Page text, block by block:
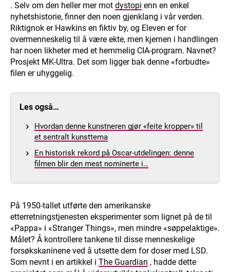
. Selv om den heller mer mot dystopi enn en enkel
nyhetshistorie, finner den noen gjenklang i vår verden.
Riktignok er Hawkins en fiktiv by, og Eleven er for
overmenneskelig til å være ekte, men kjernen i handlingen
har noen likheter med et hemmelig CIA-program. Navnet?
Prosjekt MK-Ultra. Det som ligger bak denne «forbudte»
filen er uhyggelig.
Les også…
Hvordan denne kunstneren gjør «feite kropper» til
et sentralt kunsttema
En historisk rekord på Oscar-utdelingen: denne
filmen blir den mest nominerte i…
På 1950-tallet utførte den amerikanske
etterretningstjenesten eksperimenter som lignet på de til
«Pappa» i «Stranger Things», men mindre «søppelaktige».
Målet? Å kontrollere tankene til disse menneskelige
forsøkskaninene ved å utsette dem for doser med LSD.
Som nevnt i en artikkel i The Guardian , hadde dette